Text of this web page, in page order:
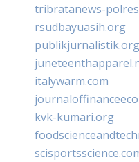
tribratanews-
rsudbayuasih.org
publikjurnalistik.org
italywarm.com
kvk-kumari.org